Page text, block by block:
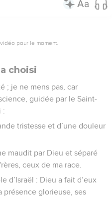
pour le moment.
choisi
; je ne mens pas, car
guidée par le Saint-
:
tristesse et d’une douleur
maudit par Dieu et séparé
ceux de ma race.
d’Israël : Dieu a fait d’eux
présence glorieuse, ses